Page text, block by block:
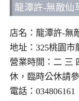
龍潭許-無敵仙
店名：龍潭許-無
地址：325桃園市
營業時間：二 三
休，臨時公休請
電話：034806161